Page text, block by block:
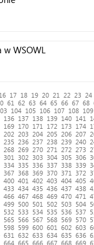
w WSOWL
16 17 18 19 20 21 22 23 24
61 62 63 64 65 66 67 68
104 105 106 107 108 109
136 137 138 139 140 141
169 170 171 172 173 174
202 203 204 205 206 207
235 236 237 238 239 240
268 269 270 271 272 273
301 302 303 304 305 306
334 335 336 337 338 339
367 368 369 370 371 372
400 401 402 403 404 405
433 434 435 436 437 438
466 467 468 469 470 471
499 500 501 502 503 504
532 533 534 535 536 537
565 566 567 568 569 570
598 599 600 601 602 603
631 632 633 634 635 636
664 665 666 667 668 669